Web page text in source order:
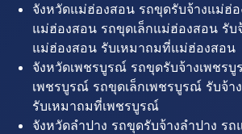
จังหวัดแม่ฮ่องสอน รถขุดรับจ้างแม่ฮ่
แม่ฮ่องสอน รถขุดเล็กแม่ฮ่องสอน รับ
แม่ฮ่องสอน รับเหมาถมที่แม่ฮ่องสอน
จังหวัดเพชรบูรณ์ รถขุดรับจ้างเพชร
เพชรบูรณ์ รถขุดเล็กเพชรบูรณ์ รับจ้า
รับเหมาถมที่เพชรบูรณ์
จังหวัดลำปาง รถขุดรับจ้างลำปาง รถ